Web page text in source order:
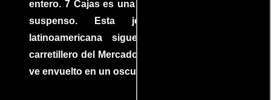
entero. 7 Cajas es una explosión de acción y
suspenso. Esta joya cinematográfica
latinoamericana sigue la historia de un
carretillero del Mercado 4 de Asunción que se
ve envuelto en un oscuro mundo de crimen